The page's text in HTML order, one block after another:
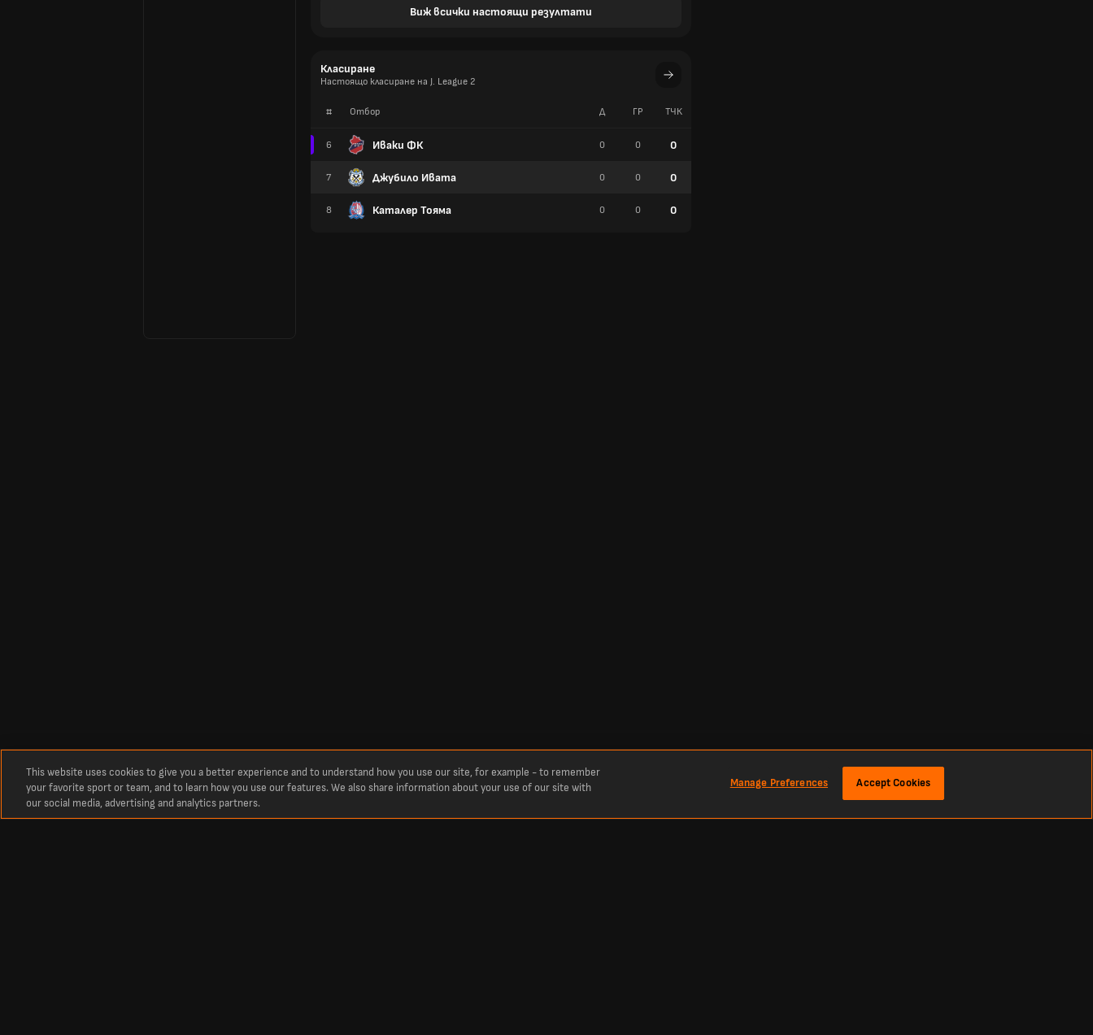
Виж всички настоящи резултати
Класиране
Настоящо класиране на J. League 2
# Отбор
6 Иваки ФК
7 Джубило Ивата
8 Каталер Тояма
Д ГР TЧК
0 0 0
0 0 0
0 0 0
This website uses cookies to give you a better experience and to understand how you use our site, for example - to remember
your favorite sport or team, and to learn how you use our features. We also share information about your use of our site with
our social media, advertising and analytics partners.
Manage Preferences Accept Cookies